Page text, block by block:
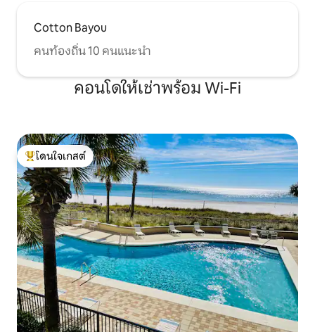
Cotton Bayou
คนท้องถิ่น 10 คนแนะนำ
คอนโดให้เช่าพร้อม Wi-Fi
โดนใจเกสต์ที่สุด
โดนใจเกสต์